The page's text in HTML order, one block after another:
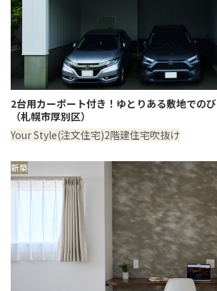
2台用カーポート付き！ゆとりある敷地での
（札幌市厚別区）
Your Style(注文住宅)2階建住宅吹抜け
新築